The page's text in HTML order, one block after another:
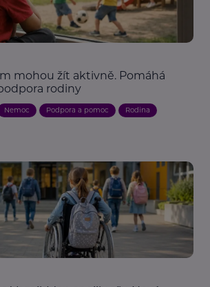
mohou žít aktivně. Pomáhá
rodiny
Nemoc Podpora a pomoc Rodina